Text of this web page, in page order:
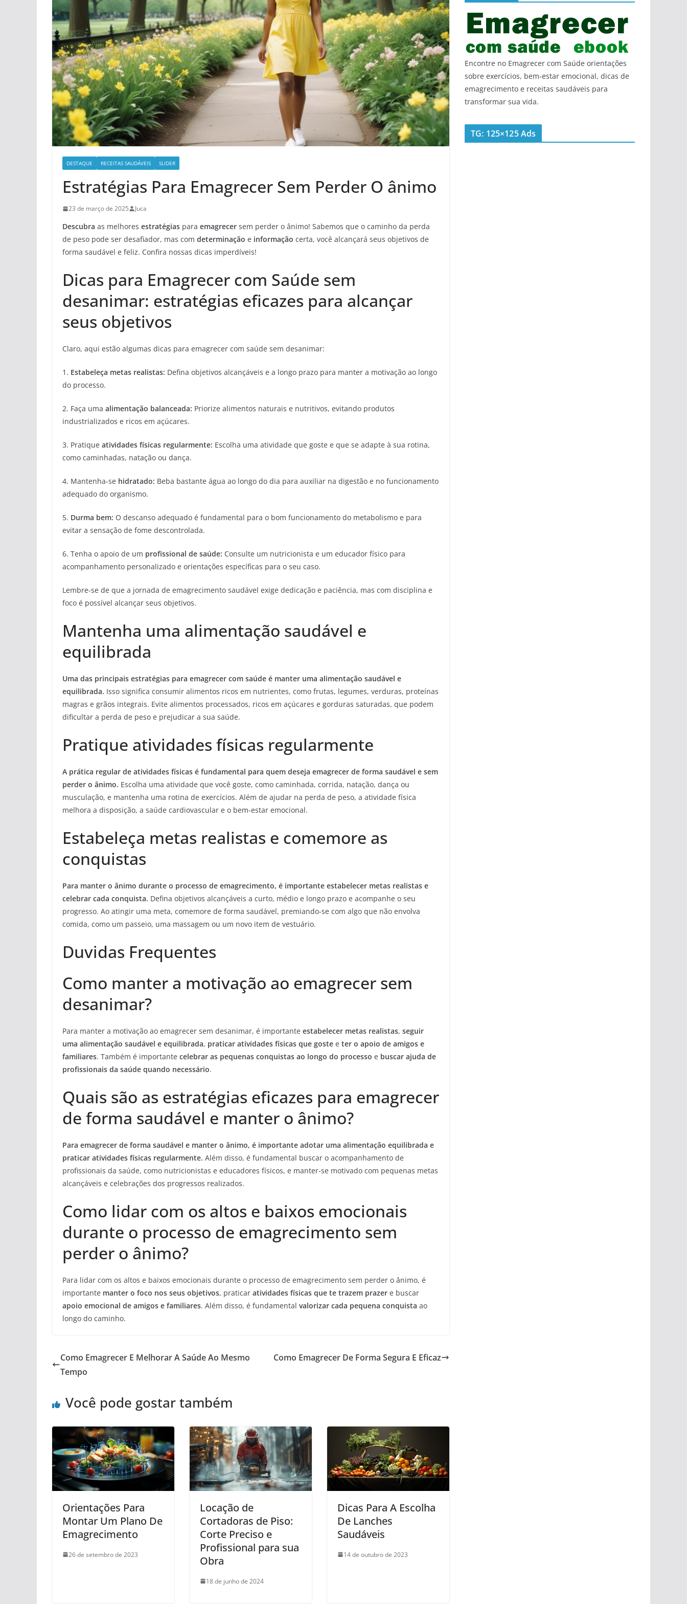
DESTAQUE RECEITAS SAUDÁVEIS SLIDER
Estratégias Para Emagrecer Sem Perder O ânimo
23 de março de 2025 Juca
Descubra as melhores estratégias para emagrecer sem perder o ânimo! Sabemos que o caminho da perda
de peso pode ser desafiador, mas com determinação e informação certa, você alcançará seus objetivos de
forma saudável e feliz. Confira nossas dicas imperdíveis!
Dicas para Emagrecer com Saúde sem
desanimar: estratégias eficazes para alcançar
seus objetivos
Claro, aqui estão algumas dicas para emagrecer com saúde sem desanimar:
1. Estabeleça metas realistas: Defina objetivos alcançáveis e a longo prazo para manter a motivação ao longo
do processo.
2. Faça uma alimentação balanceada: Priorize alimentos naturais e nutritivos, evitando produtos
industrializados e ricos em açúcares.
3. Pratique atividades físicas regularmente: Escolha uma atividade que goste e que se adapte à sua rotina,
como caminhadas, natação ou dança.
4. Mantenha-se hidratado: Beba bastante água ao longo do dia para auxiliar na digestão e no funcionamento
adequado do organismo.
5. Durma bem: O descanso adequado é fundamental para o bom funcionamento do metabolismo e para
evitar a sensação de fome descontrolada.
6. Tenha o apoio de um profissional de saúde: Consulte um nutricionista e um educador físico para
acompanhamento personalizado e orientações específicas para o seu caso.
Lembre-se de que a jornada de emagrecimento saudável exige dedicação e paciência, mas com disciplina e
foco é possível alcançar seus objetivos.
Mantenha uma alimentação saudável e
equilibrada
Uma das principais estratégias para emagrecer com saúde é manter uma alimentação saudável e
equilibrada. Isso significa consumir alimentos ricos em nutrientes, como frutas, legumes, verduras, proteínas
magras e grãos integrais. Evite alimentos processados, ricos em açúcares e gorduras saturadas, que podem
dificultar a perda de peso e prejudicar a sua saúde.
Pratique atividades físicas regularmente
A prática regular de atividades físicas é fundamental para quem deseja emagrecer de forma saudável e sem
perder o ânimo. Escolha uma atividade que você goste, como caminhada, corrida, natação, dança ou
musculação, e mantenha uma rotina de exercícios. Além de ajudar na perda de peso, a atividade física
melhora a disposição, a saúde cardiovascular e o bem-estar emocional.
Estabeleça metas realistas e comemore as
conquistas
Para manter o ânimo durante o processo de emagrecimento, é importante estabelecer metas realistas e
celebrar cada conquista. Defina objetivos alcançáveis a curto, médio e longo prazo e acompanhe o seu
progresso. Ao atingir uma meta, comemore de forma saudável, premiando-se com algo que não envolva
comida, como um passeio, uma massagem ou um novo item de vestuário.
Duvidas Frequentes
Como manter a motivação ao emagrecer sem
desanimar?
Para manter a motivação ao emagrecer sem desanimar, é importante estabelecer metas realistas, seguir
uma alimentação saudável e equilibrada, praticar atividades físicas que goste e ter o apoio de amigos e
familiares. Também é importante celebrar as pequenas conquistas ao longo do processo e buscar ajuda de
profissionais da saúde quando necessário.
Quais são as estratégias eficazes para emagrecer
de forma saudável e manter o ânimo?
Para emagrecer de forma saudável e manter o ânimo, é importante adotar uma alimentação equilibrada e
praticar atividades físicas regularmente. Além disso, é fundamental buscar o acompanhamento de
profissionais da saúde, como nutricionistas e educadores físicos, e manter-se motivado com pequenas metas
alcançáveis e celebrações dos progressos realizados.
Como lidar com os altos e baixos emocionais
durante o processo de emagrecimento sem
perder o ânimo?
Para lidar com os altos e baixos emocionais durante o processo de emagrecimento sem perder o ânimo, é
importante manter o foco nos seus objetivos, praticar atividades físicas que te trazem prazer e buscar
apoio emocional de amigos e familiares. Além disso, é fundamental valorizar cada pequena conquista ao
longo do caminho.
Como Emagrecer E Melhorar A Saúde Ao Mesmo
Tempo
Como Emagrecer De Forma Segura E Eficaz
Você pode gostar também
Orientações Para
Montar Um Plano De
Emagrecimento
26 de setembro de 2023
Locação de
Cortadoras de Piso:
Corte Preciso e
Profissional para sua
Obra
18 de junho de 2024
Dicas Para A Escolha
De Lanches
Saudáveis
14 de outubro de 2023
Encontre no Emagrecer com Saúde orientações
sobre exercícios, bem-estar emocional, dicas de
emagrecimento e receitas saudáveis para
transformar sua vida.
TG: 125×125 Ads